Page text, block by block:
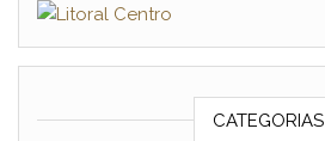
CATEGORIAS